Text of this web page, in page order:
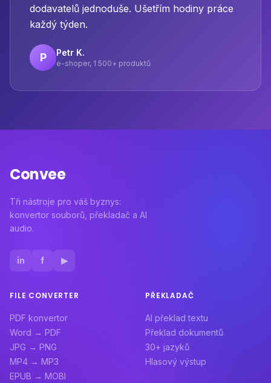
dodavatelů jednoduše. Ušetřím hodiny práce
každý týden.
P Petr K.
e-shoper, 1 500+ produktů
Convee
Tři nástroje pro váš byznys:
konvertor souborů, překladač a AI
audio.
in f ▶
FILE CONVERTER
PDF konvertor
Word → PDF
JPG → PNG
MP4 → MP3
EPUB → MOBI
PŘEKLADAČ
AI překlad textu
Překlad dokumentů
30+ jazyků
Hlasový výstup